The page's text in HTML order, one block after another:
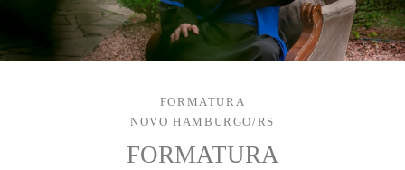
FORMATURA
NOVO HAMBURGO/RS
FORMATURA